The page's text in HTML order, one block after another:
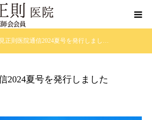
正則医院通信2024夏号を発行しまし…
2024夏号を発行しました